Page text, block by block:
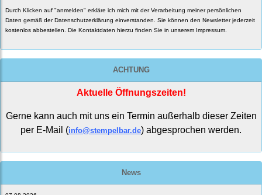
Durch Klicken auf "anmelden" erkläre ich mich mit der Verarbeitung meiner persönlichen
Daten gemäß der Datenschutzerklärung einverstanden. Sie können den Newsletter jederzeit
kostenlos abbestellen. Die Kontaktdaten hierzu finden Sie in unserem Impressum.
ACHTUNG
Aktuelle Öffnungszeiten!
Gerne kann auch mit uns ein Termin außerhalb dieser Zeiten
per E-Mail (info@stempelbar.de) abgesprochen werden.
News